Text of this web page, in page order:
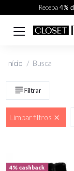
Receba 4%
Início Busca
Filtrar
Limpar filtros
4% cashback